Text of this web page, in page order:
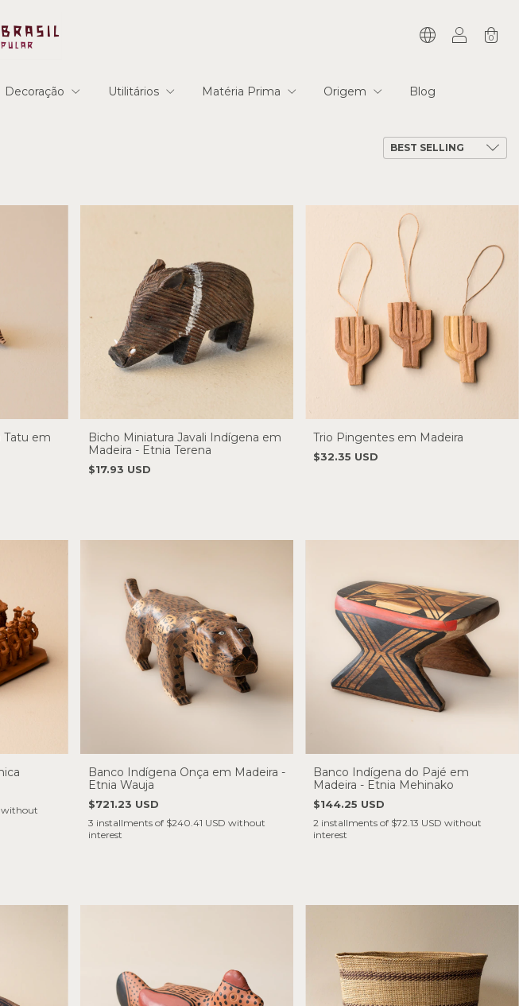
0
Decoração Utilitários Matéria Prima Origem Blog
Tatu em
Bicho Miniatura Javali Indígena em
Madeira - Etnia Terena
$17.93 USD
Trio Pingentes em Madeira
$32.35 USD
without
Banco Indígena Onça em Madeira -
Etnia Wauja
$721.23 USD
3 installments of $240.41 USD without
interest
Banco Indígena do Pajé em
Madeira - Etnia Mehinako
$144.25 USD
2 installments of $72.13 USD without
interest